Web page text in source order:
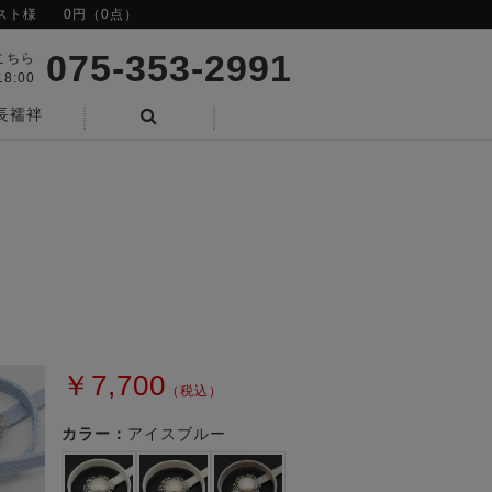
ト様 0円（0点）
ちら
075-353-2991
襦袢
￥7,700 （税込）
カラー： アイスブルー